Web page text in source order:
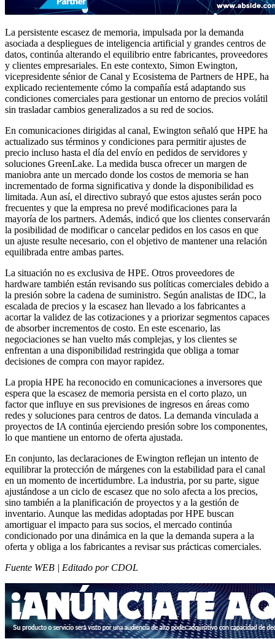
La persistente escasez de memoria, impulsada por la demanda
asociada a despliegues de inteligencia artificial y grandes centros de
datos, continúa alterando el equilibrio entre fabricantes, proveedores
y clientes empresariales. En este contexto, Simon Ewington,
vicepresidente sénior de Canal y Ecosistema de Partners de HPE, ha
explicado recientemente cómo la compañía está adaptando sus
condiciones comerciales para gestionar un entorno de precios volátil
sin trasladar cambios generalizados a su red de socios.
En comunicaciones dirigidas al canal, Ewington señaló que HPE ha
actualizado sus términos y condiciones para permitir ajustes de
precio incluso hasta el día del envío en pedidos de servidores y
soluciones GreenLake. La medida busca ofrecer un margen de
maniobra ante un mercado donde los costos de memoria se han
incrementado de forma significativa y donde la disponibilidad es
limitada. Aun así, el directivo subrayó que estos ajustes serán poco
frecuentes y que la empresa no prevé modificaciones para la
mayoría de los partners. Además, indicó que los clientes conservarán
la posibilidad de modificar o cancelar pedidos en los casos en que
un ajuste resulte necesario, con el objetivo de mantener una relación
equilibrada entre ambas partes.
La situación no es exclusiva de HPE. Otros proveedores de
hardware también están revisando sus políticas comerciales debido a
la presión sobre la cadena de suministro. Según analistas de IDC, la
escalada de precios y la escasez han llevado a los fabricantes a
acortar la validez de las cotizaciones y a priorizar segmentos capaces
de absorber incrementos de costo. En este escenario, las
negociaciones se han vuelto más complejas, y los clientes se
enfrentan a una disponibilidad restringida que obliga a tomar
decisiones de compra con mayor rapidez.
La propia HPE ha reconocido en comunicaciones a inversores que
espera que la escasez de memoria persista en el corto plazo, un
factor que influye en sus previsiones de ingresos en áreas como
redes y soluciones para centros de datos. La demanda vinculada a
proyectos de IA continúa ejerciendo presión sobre los componentes,
lo que mantiene un entorno de oferta ajustada.
En conjunto, las declaraciones de Ewington reflejan un intento de
equilibrar la protección de márgenes con la estabilidad para el canal
en un momento de incertidumbre. La industria, por su parte, sigue
ajustándose a un ciclo de escasez que no solo afecta a los precios,
sino también a la planificación de proyectos y a la gestión de
inventario. Aunque las medidas adoptadas por HPE buscan
amortiguar el impacto para sus socios, el mercado continúa
condicionado por una dinámica en la que la demanda supera a la
oferta y obliga a los fabricantes a revisar sus prácticas comerciales.
Fuente WEB | Editado por CDOL